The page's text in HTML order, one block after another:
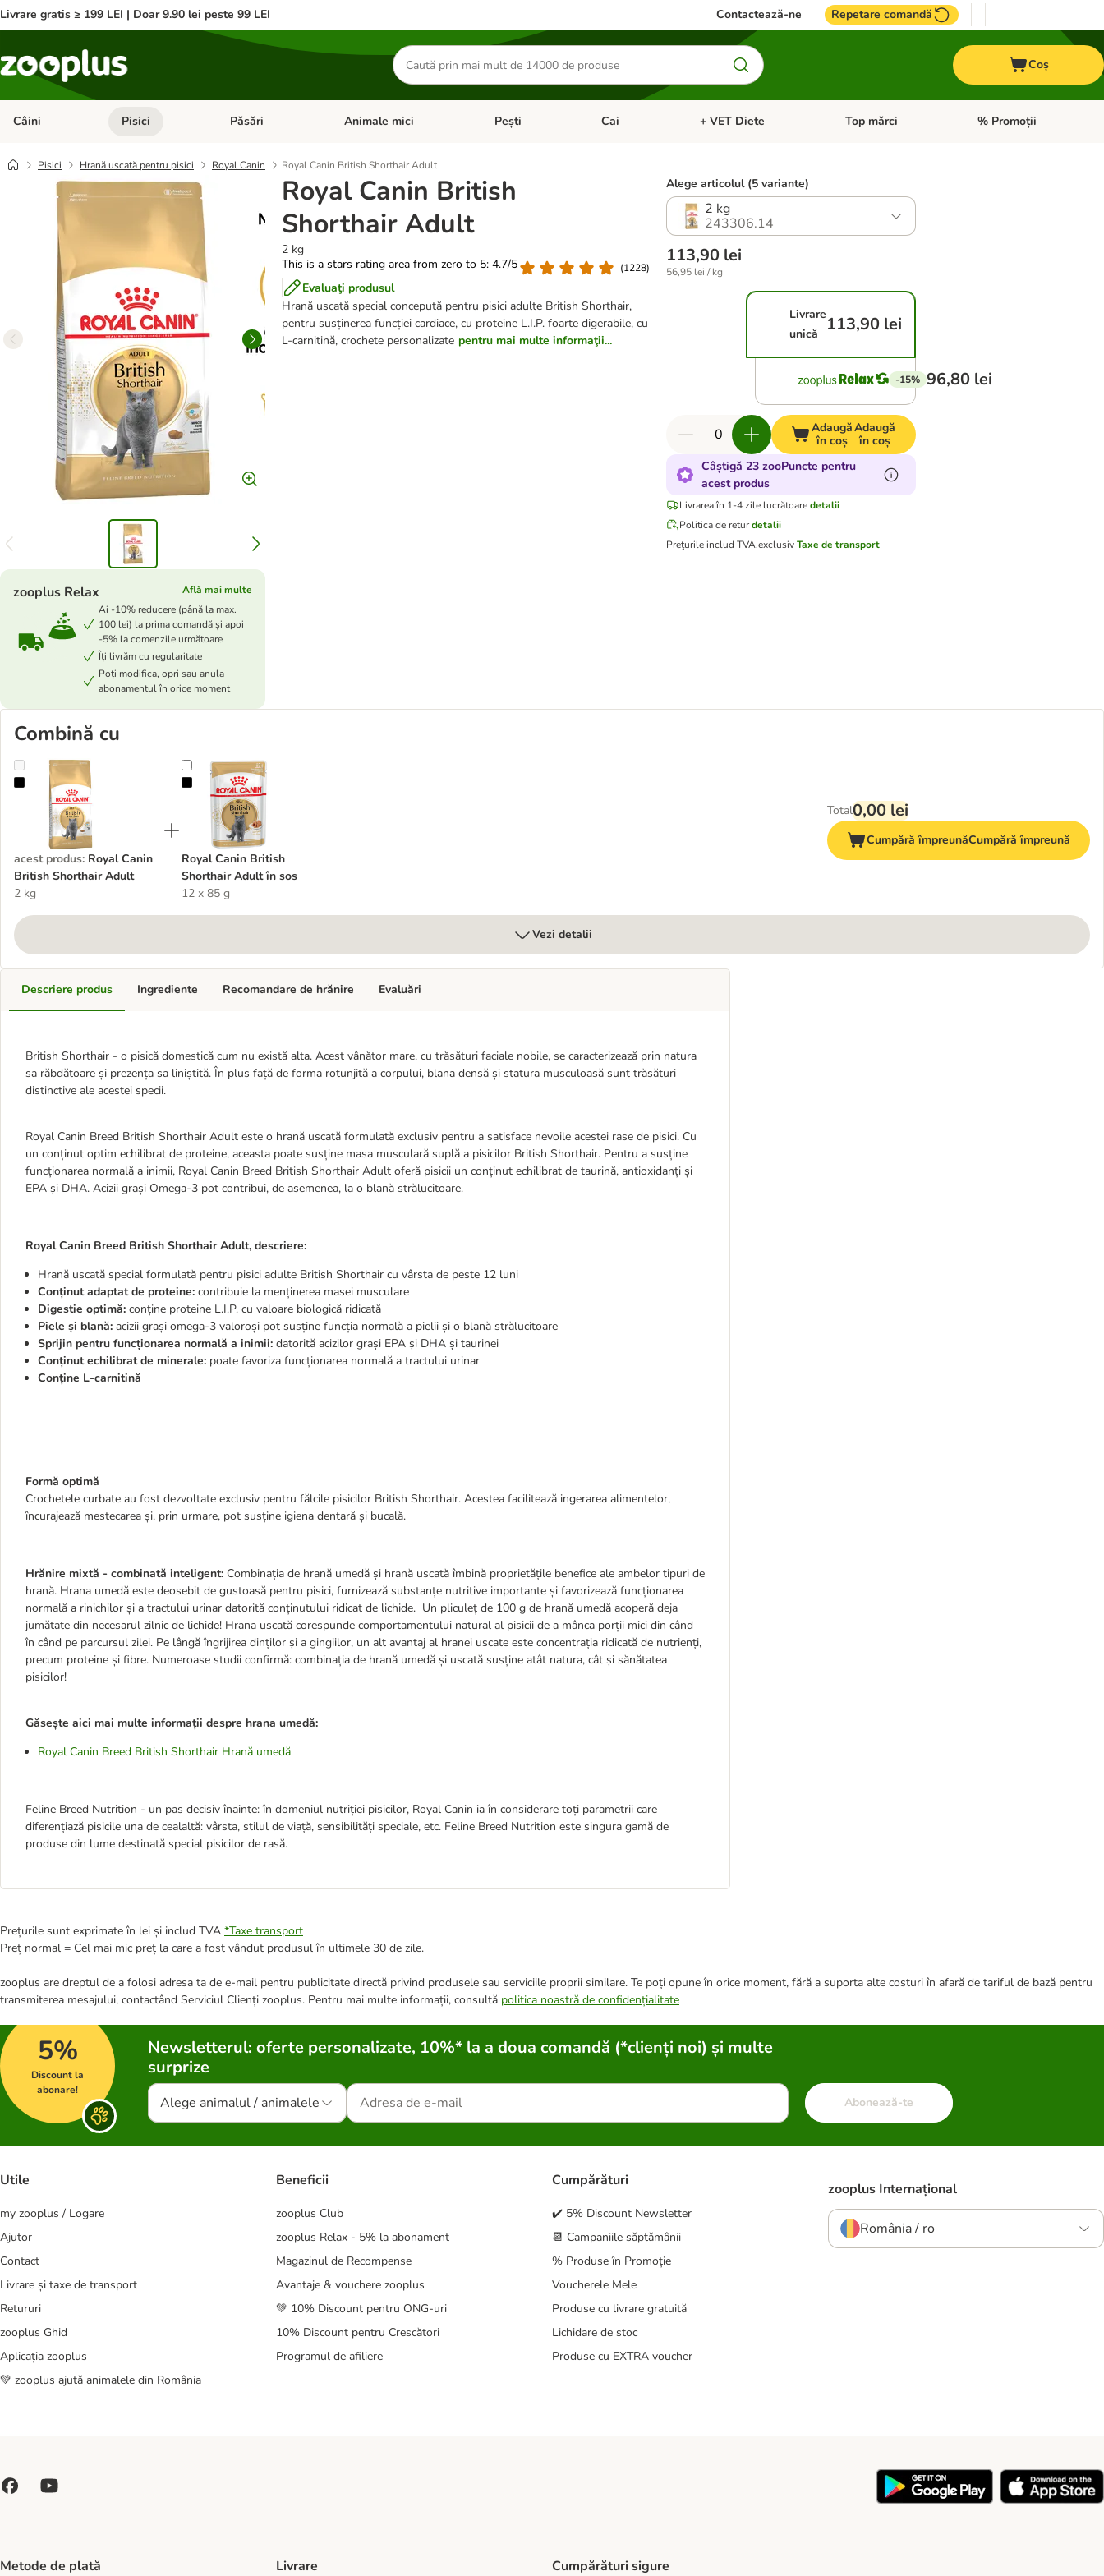
Livrare gratis ≥ 199 LEI | Doar 9.90 lei peste 99 LEI Contactează-ne Repetare comandă
Căutare
produse
Coș
Câini Deschideți meniul cu categorii: Câini
Pisici Deschideți meniul cu categorii: Pisici
Păsări Deschideți meniul cu categorii: Păsări
Animale mici Deschideți meniul cu categorii: Animale mici
Pești Deschideți meniul cu categorii: Pești
Cai Deschideți meniul cu categorii: Cai
+ VET Diete Deschideți meniul cu categorii: + VET Diete
Top mărci Deschideți meniul cu
% Promoții
Pisici Hrană uscată pentru pisici Royal Canin Royal Canin British Shorthair Adult
Royal Canin British
Shorthair Adult
2 kg
This is a stars rating area from zero to 5: 4.7/5
(1228)
Evaluaţi produsul
Hrană uscată special concepută pentru pisici adulte British Shorthair,
pentru susținerea funcției cardiace, cu proteine L.I.P. foarte digerabile, cu
L-carnitină, crochete personalizate pentru mai multe informaţii...
zooplus Relax
Află mai multe
Ai -10% reducere (până la max.
100 lei) la prima comandă și apoi
-5% la comenzile următoare
Îți livrăm cu regularitate
Poți modifica, opri sau anula
abonamentul în orice moment
Alege articolul (5 variante)
2 kg
243306.14
113,90 lei
56,95 lei / kg
Livrare
unică
113,90 lei
-15% 96,80 lei
Adaugă
în coș
Adaugă
în coș
Câștigă 23 zooPuncte pentru
acest produs
Livrarea în 1-4 zile lucrătoaredetalii
Politica de returdetalii
Preţurile includ TVA.exclusivTaxe de transport
Combină cu
Royal Canin British Shorthair Adult
acest produs: Royal Canin
British Shorthair Adult
2 kg
Royal Canin British Shorthair Adult în sos
Royal Canin British
Shorthair Adult în sos
12 x 85 g
Total0,00 lei
Cumpără împreunăCumpără împreună
Vezi detalii
Descriere produs
British Shorthair - o pisică domestică cum nu există alta. Acest vânător mare, cu trăsături faciale nobile, se caracterizează prin natura
sa răbdătoare și prezența sa liniștită. În plus față de forma rotunjită a corpului, blana densă și statura musculoasă sunt trăsături
distinctive ale acestei specii.
Royal Canin Breed British Shorthair Adult este o hrană uscată formulată exclusiv pentru a satisface nevoile acestei rase de pisici. Cu
un conținut optim echilibrat de proteine, aceasta poate susține masa musculară suplă a pisicilor British Shorthair. Pentru a susține
funcționarea normală a inimii, Royal Canin Breed British Shorthair Adult oferă pisicii un conținut echilibrat de taurină, antioxidanți și
EPA și DHA. Acizii grași Omega-3 pot contribui, de asemenea, la o blană strălucitoare.
Royal Canin Breed British Shorthair Adult, descriere:
Hrană uscată special formulată pentru pisici adulte British Shorthair cu vârsta de peste 12 luni
Conținut adaptat de proteine: contribuie la menținerea masei musculare
Digestie optimă: conține proteine L.I.P. cu valoare biologică ridicată
Piele și blană: acizii grași omega-3 valoroși pot susține funcția normală a pielii și o blană strălucitoare
Sprijin pentru funcționarea normală a inimii: datorită acizilor grași EPA și DHA și taurinei
Conținut echilibrat de minerale: poate favoriza funcționarea normală a tractului urinar
Conține L-carnitină
Formă optimă
Crochetele curbate au fost dezvoltate exclusiv pentru fălcile pisicilor British Shorthair. Acestea facilitează ingerarea alimentelor,
încurajează mestecarea și, prin urmare, pot susține igiena dentară și bucală.
Hrănire mixtă - combinată inteligent: Combinația de hrană umedă și hrană uscată îmbină proprietățile benefice ale ambelor tipuri de
hrană. Hrana umedă este deosebit de gustoasă pentru pisici, furnizează substanțe nutritive importante și favorizează funcționarea
normală a rinichilor și a tractului urinar datorită conținutului ridicat de lichide. Un pliculeț de 100 g de hrană umedă acoperă deja
jumătate din necesarul zilnic de lichide! Hrana uscată corespunde comportamentului natural al pisicii de a mânca porții mici din când
în când pe parcursul zilei. Pe lângă îngrijirea dinților și a gingiilor, un alt avantaj al hranei uscate este concentrația ridicată de nutrienți,
precum proteine și fibre. Numeroase studii confirmă: combinația de hrană umedă și uscată susține atât natura, cât și sănătatea
pisicilor!
Găsește aici mai multe informații despre hrana umedă:
Royal Canin Breed British Shorthair Hrană umedă
Feline Breed Nutrition - un pas decisiv înainte: în domeniul nutriției pisicilor, Royal Canin ia în considerare toți parametrii care
diferențiază pisicile una de cealaltă: vârsta, stilul de viață, sensibilități speciale, etc. Feline Breed Nutrition este singura gamă de
produse din lume destinată special pisicilor de rasă.
Ingrediente Recomandare de hrănire Evaluări
Prețurile sunt exprimate în lei și includ TVA *Taxe transport
Preț normal = Cel mai mic preț la care a fost vândut produsul în ultimele 30 de zile.
zooplus are dreptul de a folosi adresa ta de e-mail pentru publicitate directă privind produsele sau serviciile proprii similare. Te poți opune în orice moment, fără a suporta alte costuri în afară de tariful de bază pentru
transmiterea mesajului, contactând Serviciul Clienți zooplus. Pentru mai multe informații, consultă politica noastră de confidențialitate
5%
Discount la
abonare!
Newsletterul: oferte personalizate, 10%* la a doua comandă (*clienți noi) și multe
surprize
Alege animalul / animalele Abonează-te
Utile
my zooplus / Logare
Ajutor
Contact
Livrare și taxe de transport
Retururi
zooplus Ghid
Aplicația zooplus
💚 zooplus ajută animalele din România
Beneficii
zooplus Club
zooplus Relax - 5% la abonament
Magazinul de Recompense
Avantaje & vouchere zooplus
💚 10% Discount pentru ONG-uri
10% Discount pentru Crescători
Programul de afiliere
Cumpărături
✔️ 5% Discount Newsletter
📆 Campaniile săptămânii
% Produse în Promoție
Voucherele Mele
Produse cu livrare gratuită
Lichidare de stoc
Produse cu EXTRA voucher
zooplus Internațional
România / ro
Metode de plată Livrare Cumpărături sigure